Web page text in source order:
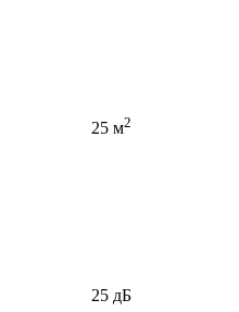
25 м2
25 дБ